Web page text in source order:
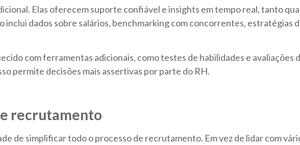
Elas oferecem suporte confiável e insights em tempo real, tanto
inclui dados sobre salários, benchmarking com concorrentes, estratégias
com ferramentas adicionais, como testes de habilidades e avaliações
permite decisões mais assertivas por parte do RH.
recrutamento
de simplificar todo o processo de recrutamento. Em vez de lidar com